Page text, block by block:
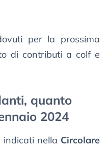
per la prossima
di contributi a colf e
quanto
2024
indicati nella Circolare